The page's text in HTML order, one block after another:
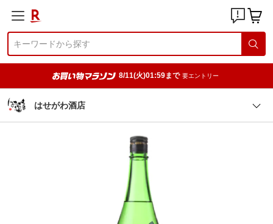
8/11(火)01:59まで 要エントリー
はせがわ酒店